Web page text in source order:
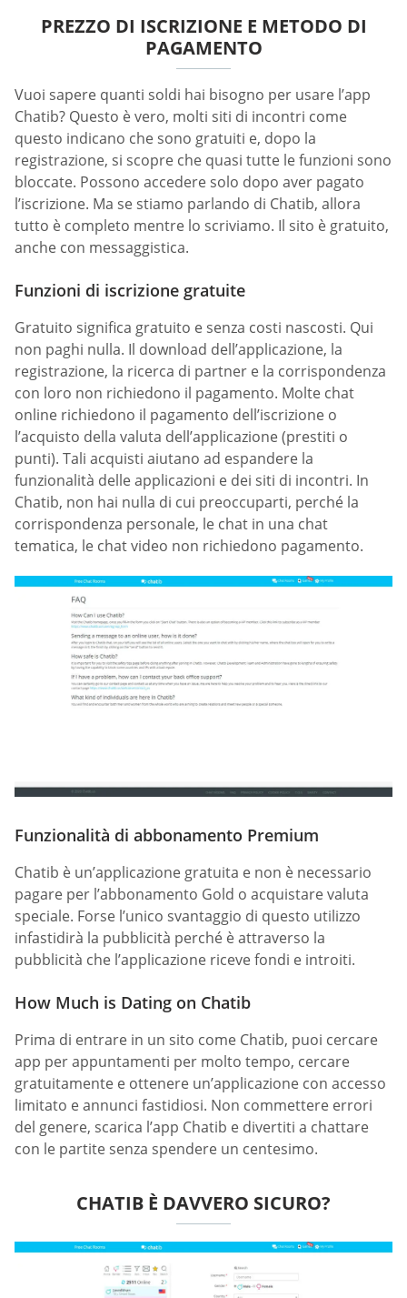
PREZZO DI ISCRIZIONE E METODO DI
PAGAMENTO
Vuoi sapere quanti soldi hai bisogno per usare l’app
Chatib? Questo è vero, molti siti di incontri come
questo indicano che sono gratuiti e, dopo la
registrazione, si scopre che quasi tutte le funzioni sono
bloccate. Possono accedere solo dopo aver pagato
l’iscrizione. Ma se stiamo parlando di Chatib, allora
tutto è completo mentre lo scriviamo. Il sito è gratuito,
anche con messaggistica.
Funzioni di iscrizione gratuite
Gratuito significa gratuito e senza costi nascosti. Qui
non paghi nulla. Il download dell’applicazione, la
registrazione, la ricerca di partner e la corrispondenza
con loro non richiedono il pagamento. Molte chat
online richiedono il pagamento dell’iscrizione o
l’acquisto della valuta dell’applicazione (prestiti o
punti). Tali acquisti aiutano ad espandere la
funzionalità delle applicazioni e dei siti di incontri. In
Chatib, non hai nulla di cui preoccuparti, perché la
corrispondenza personale, le chat in una chat
tematica, le chat video non richiedono pagamento.
Funzionalità di abbonamento Premium
Chatib è un’applicazione gratuita e non è necessario
pagare per l’abbonamento Gold o acquistare valuta
speciale. Forse l’unico svantaggio di questo utilizzo
infastidirà la pubblicità perché è attraverso la
pubblicità che l’applicazione riceve fondi e introiti.
How Much is Dating on Chatib
Prima di entrare in un sito come Chatib, puoi cercare
app per appuntamenti per molto tempo, cercare
gratuitamente e ottenere un’applicazione con accesso
limitato e annunci fastidiosi. Non commettere errori
del genere, scarica l’app Chatib e divertiti a chattare
con le partite senza spendere un centesimo.
CHATIB È DAVVERO SICURO?